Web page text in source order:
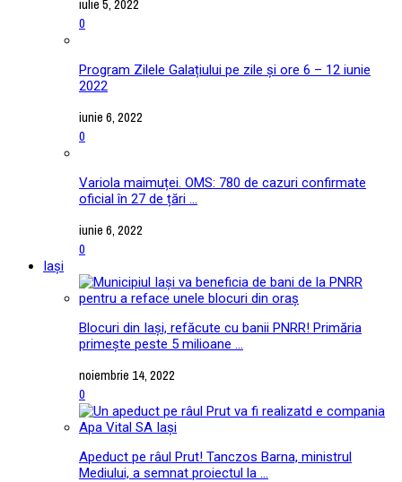
0
Program Zilele Galațiului pe zile și ore 6 – 12 iunie
2022
iunie 6, 2022
0
Variola maimuței. OMS: 780 de cazuri confirmate
oficial în 27 de țări ...
iunie 6, 2022
0
Iași
Blocuri din Iași, refăcute cu banii PNRR! Primăria
primește peste 5 milioane ...
noiembrie 14, 2022
0
Apeduct pe râul Prut! Tanczos Barna, ministrul
Mediului, a semnat proiectul la ...